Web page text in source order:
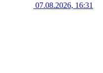
07.08.2026, 16:31